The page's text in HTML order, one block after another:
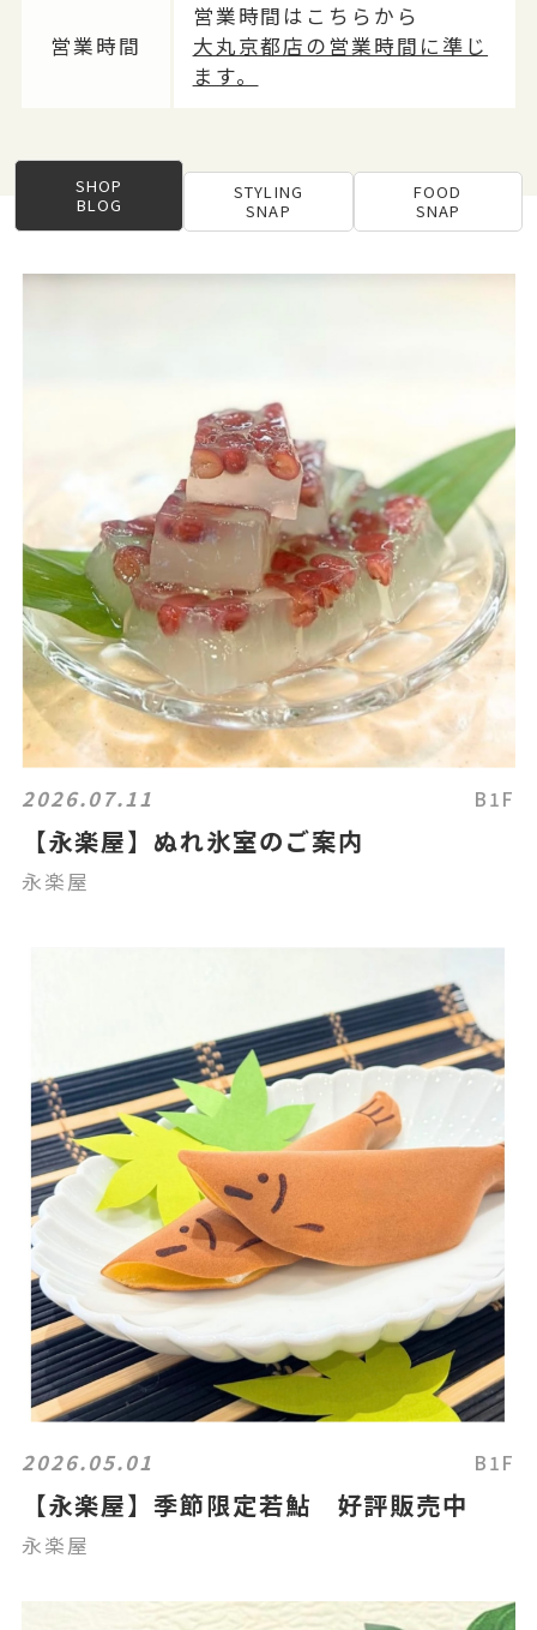
営業時間
営業時間はこちらから
大丸京都店の営業時間に準じ
ます。
SHOP
BLOG
STYLING
SNAP
FOOD
SNAP
2026.07.11 B1F
【永楽屋】ぬれ氷室のご案内
永楽屋
2026.05.01 B1F
【永楽屋】季節限定若鮎 好評販売中
永楽屋